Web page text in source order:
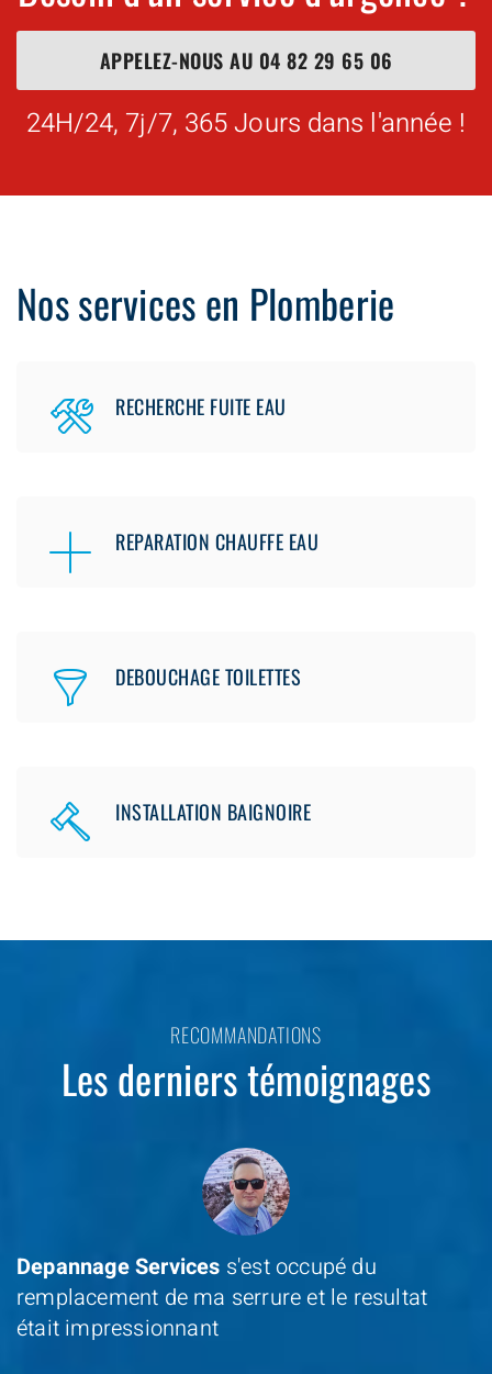
APPELEZ-NOUS AU 04 82 29 65 06
24H/24, 7j/7, 365 Jours dans l'année !
Nos services en Plomberie
RECHERCHE FUITE EAU
REPARATION CHAUFFE EAU
DEBOUCHAGE TOILETTES
INSTALLATION BAIGNOIRE
RECOMMANDATIONS
Les derniers témoignages
Depannage Services s'est occupé du
remplacement de ma serrure et le resultat
était impressionnant